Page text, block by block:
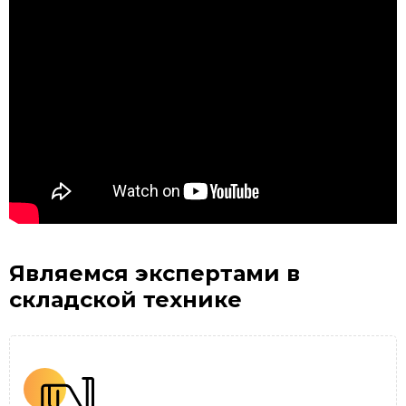
Являемся экспертами в
складской технике